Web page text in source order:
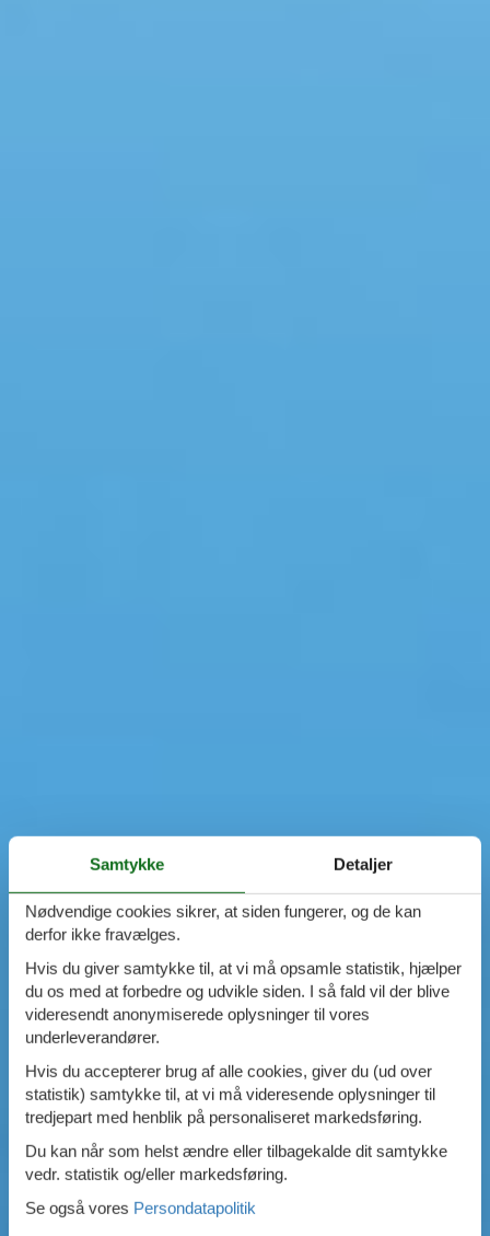
Samtykke Detaljer
Nødvendige cookies sikrer, at siden fungerer, og de kan
derfor ikke fravælges.
Hvis du giver samtykke til, at vi må opsamle statistik, hjælper
du os med at forbedre og udvikle siden. I så fald vil der blive
videresendt anonymiserede oplysninger til vores
underleverandører.
Hvis du accepterer brug af alle cookies, giver du (ud over
statistik) samtykke til, at vi må videresende oplysninger til
tredjepart med henblik på personaliseret markedsføring.
Du kan når som helst ændre eller tilbagekalde dit samtykke
vedr. statistik og/eller markedsføring.
Se også vores Persondatapolitik